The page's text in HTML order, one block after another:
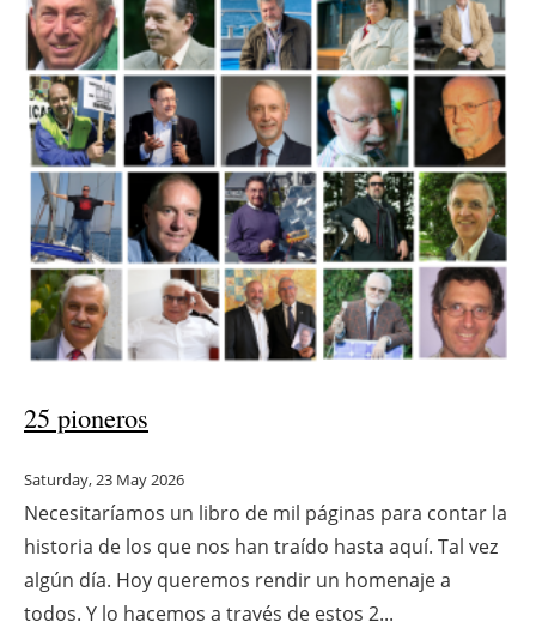
25 pioneros
Saturday, 23 May 2026
Necesitaríamos un libro de mil páginas para contar la
historia de los que nos han traído hasta aquí. Tal vez
algún día. Hoy queremos rendir un homenaje a
todos. Y lo hacemos a través de estos 2...